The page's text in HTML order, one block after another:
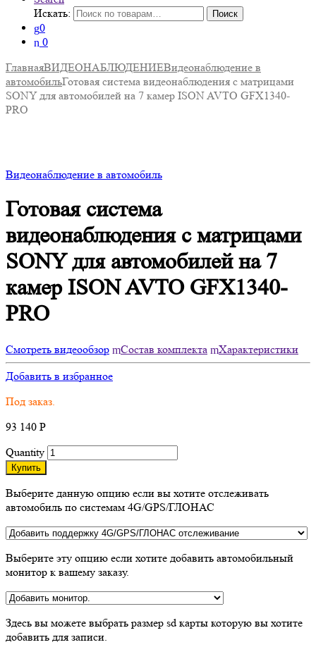
Искать:
Поиск
0
0
ГлавнаяВИДЕОНАБЛЮДЕНИЕВидеонаблюдение в
автомобильГотовая система видеонаблюдения с матрицами
SONY для автомобилей на 7 камер ISON AVTO GFX1340-
PRO
Видеонаблюдение в автомобиль
Готовая система
видеонаблюдения с матрицами
SONY для автомобилей на 7
камер ISON AVTO GFX1340-
PRO
Смотреть видеообзор Состав комплекта
Характеристики
Добавить в избранное
Под заказ.
93 140 Р
Quantity
Купить
Выберите данную опцию если вы хотите отслеживать
автомобиль по системам 4G/GPS/ГЛОНАС
Выберите эту опцию если хотите добавить автомобильный
монитор к вашему заказу.
Здесь вы можете выбрать размер sd карты которую вы хотите
добавить для записи.